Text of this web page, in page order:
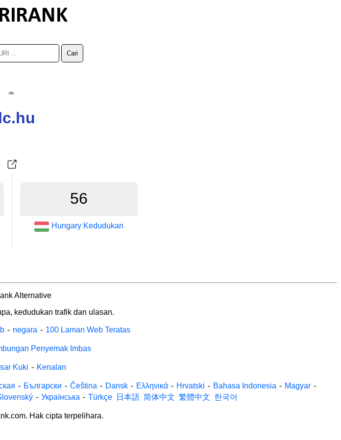
56
Hungary Kedudukan
Alternative
kedudukan trafik dan ulasan.
- negara - 100 Laman Web Teratas
Penyemak Imbas
Kuki - Kenalan
- Български - Čeština - Dansk - Ελληνικά - Hrvatski - Bahasa Indonesia - Magyar -
- Українська - Türkçe 日本語 简体中文 繁體中文 한국어
Hak cipta terpelihara.